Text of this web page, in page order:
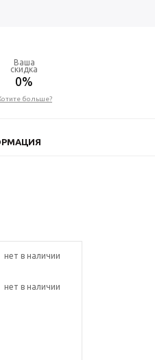
Ваша
скидка
0%
больше?
Нет в наличии
Нет в наличии